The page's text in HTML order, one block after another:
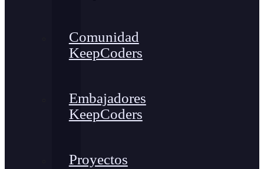
Comunidad
KeepCoders
Embajadores
KeepCoders
Proyectos